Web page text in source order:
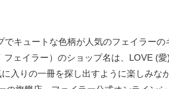
キュートな色柄が人気のフェイラーの
ェイラー）のショップ名は、LOVE (愛
入りの一冊を探し出すように楽しみな